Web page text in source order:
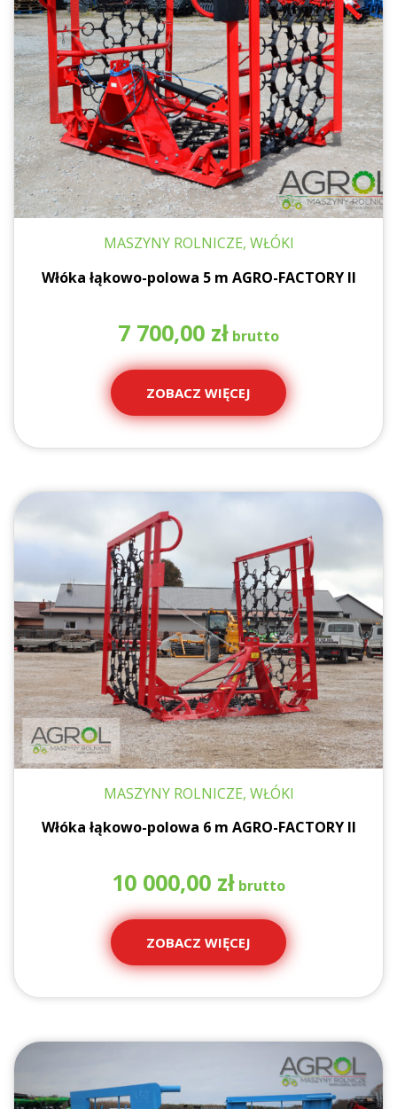
MASZYNY ROLNICZE, WŁÓKI
Włóka łąkowo-polowa 5 m AGRO-FACTORY II
7 700,00 zł
ZOBACZ WIĘCEJ
MASZYNY ROLNICZE, WŁÓKI
Włóka łąkowo-polowa 6 m AGRO-FACTORY II
10 000,00 zł
ZOBACZ WIĘCEJ